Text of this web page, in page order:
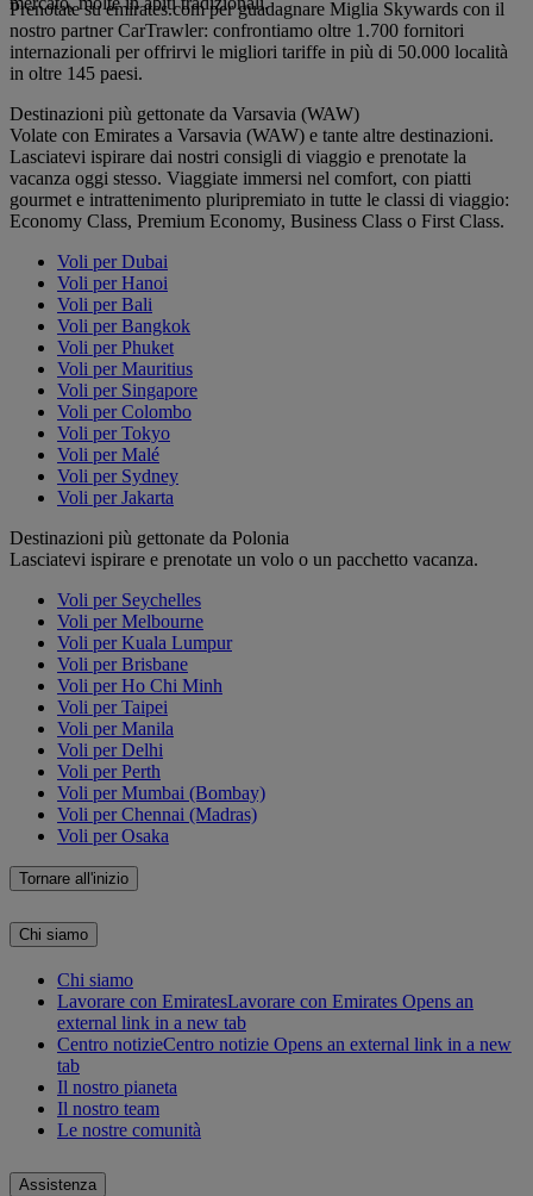
Prenotate su emirates.com per guadagnare Miglia Skywards con il
nostro partner CarTrawler: confrontiamo oltre 1.700 fornitori
internazionali per offrirvi le migliori tariffe in più di 50.000 località
in oltre 145 paesi.
Destinazioni più gettonate da Varsavia (WAW)
Volate con Emirates a Varsavia (WAW) e tante altre destinazioni.
Lasciatevi ispirare dai nostri consigli di viaggio e prenotate la
vacanza oggi stesso. Viaggiate immersi nel comfort, con piatti
gourmet e intrattenimento pluripremiato in tutte le classi di viaggio:
Economy Class, Premium Economy, Business Class o First Class.
Voli per Dubai
Voli per Hanoi
Voli per Bali
Voli per Bangkok
Voli per Phuket
Voli per Mauritius
Voli per Singapore
Voli per Colombo
Voli per Tokyo
Voli per Malé
Voli per Sydney
Voli per Jakarta
Destinazioni più gettonate da Polonia
Lasciatevi ispirare e prenotate un volo o un pacchetto vacanza.
Voli per Seychelles
Voli per Melbourne
Voli per Kuala Lumpur
Voli per Brisbane
Voli per Ho Chi Minh
Voli per Taipei
Voli per Manila
Voli per Delhi
Voli per Perth
Voli per Mumbai (Bombay)
Voli per Chennai (Madras)
Voli per Osaka
Tornare all'inizio
Chi siamo
Chi siamo
Lavorare con EmiratesLavorare con Emirates Opens an
external link in a new tab
Centro notizieCentro notizie Opens an external link in a new
tab
Il nostro pianeta
Il nostro team
Le nostre comunità
Assistenza